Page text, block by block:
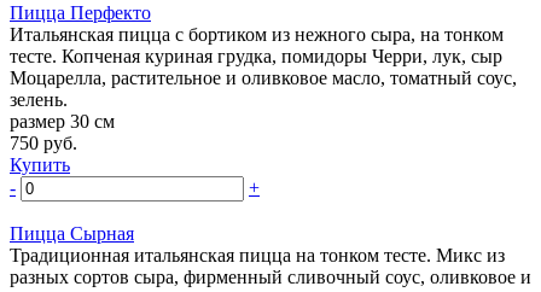
Пицца Перфекто
Итальянская пицца с бортиком из нежного сыра, на тонком
тесте. Копченая куриная грудка, помидоры Черри, лук, сыр
Моцарелла, растительное и оливковое масло, томатный соус,
зелень.
размер 30 см
750 руб.
Купить
-
+
Пицца Сырная
Традиционная итальянская пицца на тонком тесте. Микс из
разных сортов сыра, фирменный сливочный соус, оливковое и